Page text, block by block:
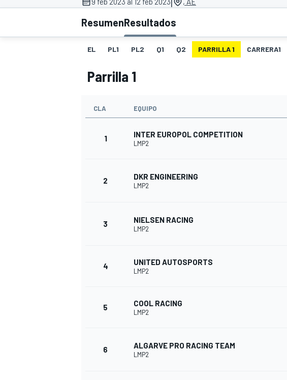
INDYCAR
ResumenResultados
EL PL1 PL2 Q1 Q2 PARRILLA 1 CARRERA1
Parrilla 1
CLA EQUIPO
1 INTER EUROPOL COMPETITION
LMP2
2 DKR ENGINEERING
LMP2
3 NIELSEN RACING
LMP2
4 UNITED AUTOSPORTS
LMP2
5 COOL RACING
LMP2
6 ALGARVE PRO RACING TEAM
LMP2